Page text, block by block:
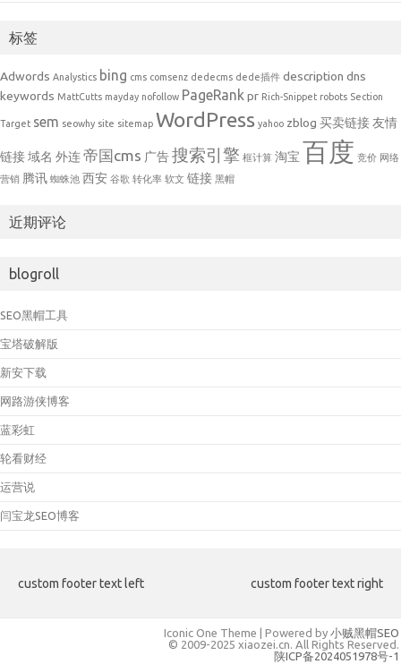
标签
Adwords Analystics bing cms comsenz dedecms dede插件 description dns
keywords MattCutts mayday nofollow PageRank pr Rich-Snippet robots Section
Target sem seowhy site sitemap WordPress yahoo zblog 买卖链接友情
链接域名 外连帝国cms 广告搜索引擎 框计算 淘宝 百度 竞价 网络
营销 腾讯 蜘蛛池 西安 谷歌 转化率 软文 链接 黑帽
近期评论
blogroll
SEO黑帽工具
宝塔破解版
新安下载
网路游侠博客
蓝彩虹
轮看财经
运营说
闫宝龙SEO博客
custom footer text left custom footer text right
Iconic One Theme | Powered by 小贼黑帽SEO
© 2009-2025 xiaozei.cn. All Rights Reserved.
陕ICP备2024051978号-1